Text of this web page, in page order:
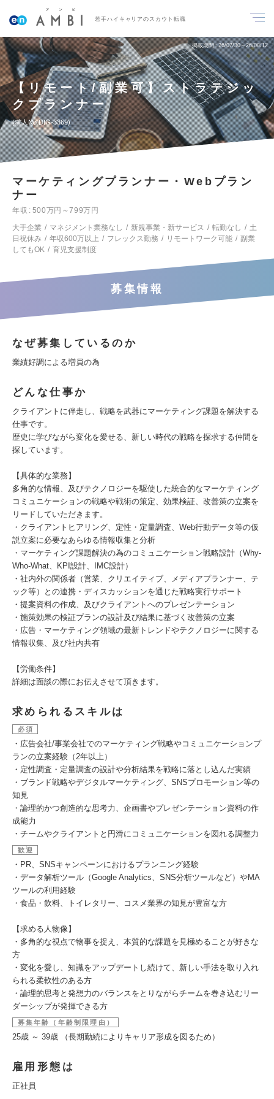
若手ハイキャリアのスカウト転職
掲載期間 26/07/30～26/08/12
【リモート/副業可】ストラテジッ
クプランナー
求人No.DIG-3369
マーケティングプランナー・Webプラン
ナー
年収
500万円～799万円
大手企業
マネジメント業務なし 新規事業・新サービス 転勤なし
土
日祝休み
年収600万以上 フレックス勤務 リモートワーク可能
副業
してもOK
育児支援制度
募集情報
なぜ募集しているのか
業績好調による増員の為
どんな仕事か
クライアントに伴走し、戦略を武器にマーケティング課題を解決する
仕事です。
歴史に学びながら変化を愛せる、新しい時代の戦略を探求する仲間を
探しています。
【具体的な業務】
多角的な情報、及びテクノロジーを駆使した統合的なマーケティング
コミュニケーションの戦略や戦術の策定、効果検証、改善策の立案を
リードしていただきます。
・クライアントヒアリング、定性・定量調査、Web行動データ等の仮
説立案に必要なあらゆる情報収集と分析
・マーケティング課題解決の為のコミュニケーション戦略設計（Why-
Who-What、KPI設計、IMC設計）
・社内外の関係者（営業、クリエイティブ、メディアプランナー、テ
ック等）との連携・ディスカッションを通じた戦略実行サポート
・提案資料の作成、及びクライアントへのプレゼンテーション
・施策効果の検証プランの設計及び結果に基づく改善策の立案
・広告・マーケティング領域の最新トレンドやテクノロジーに関する
情報収集、及び社内共有
【労働条件】
詳細は面談の際にお伝えさせて頂きます。
求められるスキルは
必須
・広告会社/事業会社でのマーケティング戦略やコミュニケーションプ
ランの立案経験（2年以上）
・定性調査・定量調査の設計や分析結果を戦略に落とし込んだ実績
・ブランド戦略やデジタルマーケティング、SNSプロモーション等の
知見
・論理的かつ創造的な思考力、企画書やプレゼンテーション資料の作
成能力
・チームやクライアントと円滑にコミュニケーションを図れる調整力
歓迎
・PR、SNSキャンペーンにおけるプランニング経験
・データ解析ツール（Google Analytics、SNS分析ツールなど）やMA
ツールの利用経験
・食品・飲料、トイレタリー、コスメ業界の知見が豊富な方
【求める人物像】
・多角的な視点で物事を捉え、本質的な課題を見極めることが好きな
方
・変化を愛し、知識をアップデートし続けて、新しい手法を取り入れ
られる柔軟性のある方
・論理的思考と発想力のバランスをとりながらチームを巻き込むリー
ダーシップが発揮できる方
募集年齢（年齢制限理由）
25歳 ～ 39歳 （長期勤続によりキャリア形成を図るため）
雇用形態は
正社員